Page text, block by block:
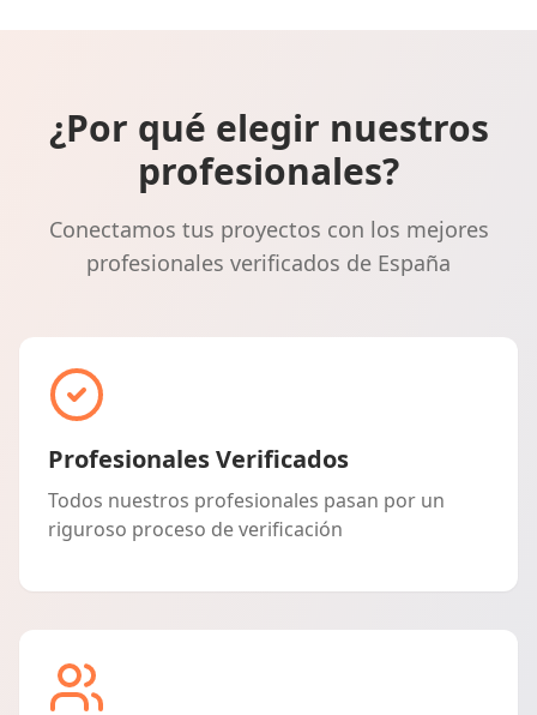
¿Por qué elegir nuestros
profesionales?
Conectamos tus proyectos con los mejores
profesionales verificados de España
Profesionales Verificados
Todos nuestros profesionales pasan por un
riguroso proceso de verificación